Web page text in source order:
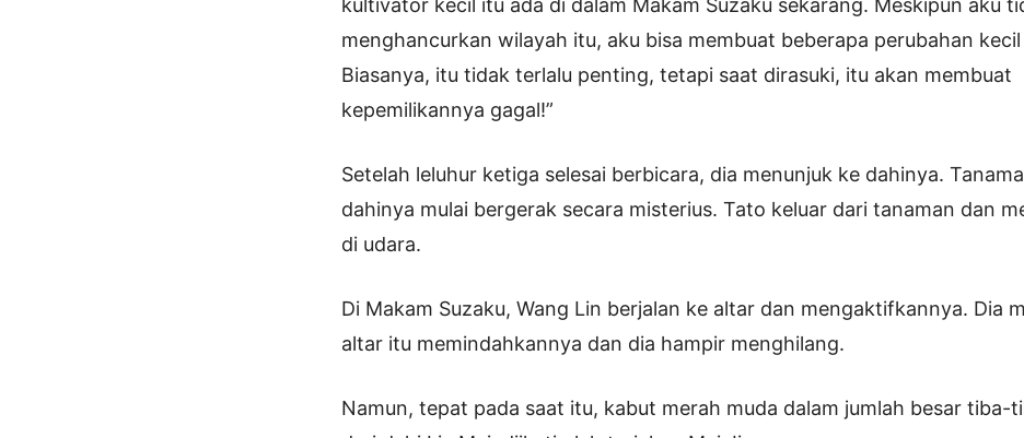
kultivator kecil itu ada di dalam Makam Suzaku sekarang. Meskipun aku
menghancurkan wilayah itu, aku bisa membuat beberapa perubahan
Biasanya, itu tidak terlalu penting, tetapi saat dirasuki, itu akan membuat
kepemilikannya gagal!”
Setelah leluhur ketiga selesai berbicara, dia menunjuk ke dahinya.
dahinya mulai bergerak secara misterius. Tato keluar dari tanaman dan
di udara.
Di Makam Suzaku, Wang Lin berjalan ke altar dan mengaktifkannya. Dia
altar itu memindahkannya dan dia hampir menghilang.
Namun, tepat pada saat itu, kabut merah muda dalam jumlah besar tiba-